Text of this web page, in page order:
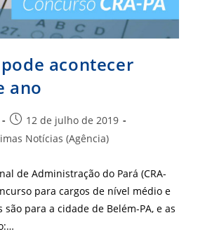
acontecer
ano
Post
publicado:
12 de julho de 2019
Notícias (Agência)
de Administração do Pará (CRA-
para cargos de nível médio e
são para a cidade de Belém-PA, e as